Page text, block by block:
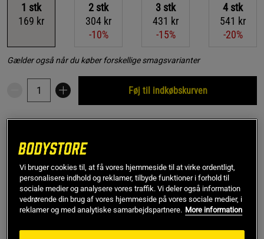
1 stk
169 kr
2 stk
304 kr
-10%
3 stk
431 kr
-15%
4 stk
541 kr
-20%
Gælder også når du køber forskellige smagsvarianter
Føj til indkøbskurven
SKU #A4911| EAN 7350039930032
Gojibären kan ätas som de är, en handfull varje dag. De kan
också tas som snacks, blandas i smoothies eller användas i
matlagning t ex i sallader.
Vi bruger cookies til, at få vores hjemmeside til at virke ordentligt,
personalisere indhold og reklamer, tilbyde funktioner i forhold til
sociale medier og analysere vores traffik. Vi deler også information
vedrørende din brug af vores hjemmeside på vores sociale medier, i
reklamer og med analytiske samarbejdspartnere. More information